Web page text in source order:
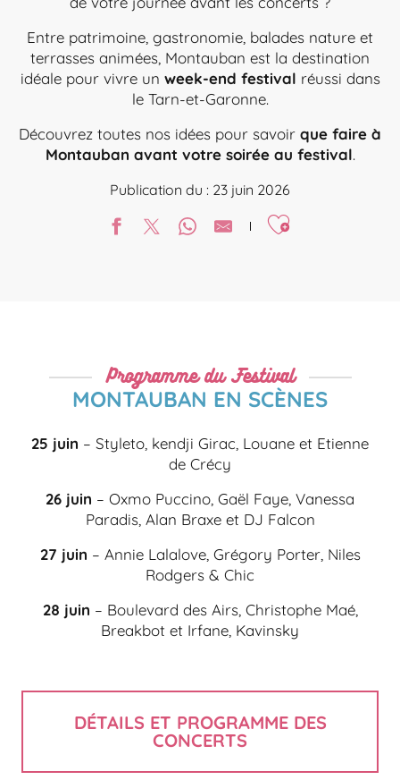
Entre patrimoine, gastronomie, balades nature et
terrasses animées, Montauban est la destination
idéale pour vivre un week-end festival réussi dans
le Tarn-et-Garonne.
Découvrez toutes nos idées pour savoir que faire à
Montauban avant votre soirée au festival.
Publication du : 23 juin 2026
Ajouter aux
Programme du Festival
MONTAUBAN EN SCÈNES
25 juin – Styleto, kendji Girac, Louane et Etienne
de Crécy
26 juin – Oxmo Puccino, Gaël Faye, Vanessa
Paradis, Alan Braxe et DJ Falcon
27 juin – Annie Lalalove, Grégory Porter, Niles
Rodgers & Chic
28 juin – Boulevard des Airs, Christophe Maé,
Breakbot et Irfane, Kavinsky
DÉTAILS ET PROGRAMME DES
CONCERTS